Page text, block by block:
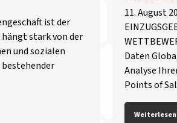
ist der
stark von der
und sozialen
bestehender
11. August
Daten
Analyse
Points of
Weiterlesen